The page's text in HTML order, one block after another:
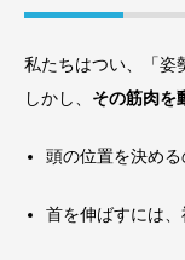
私たちはつい、「姿
しかし、 その筋肉を
頭の位置を決める
首を伸ばすには